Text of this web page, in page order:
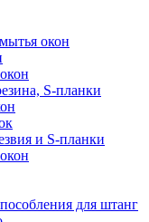
окон
S-планки
и S-планки
для штанг